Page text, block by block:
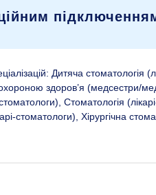
Дитяча стоматологія
охороною здоров’я
Стоматологія
стоматологи), Хірургічна